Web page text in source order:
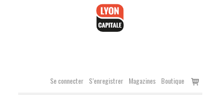
Se connecter S’enregistrer Magazines Boutique
Voir